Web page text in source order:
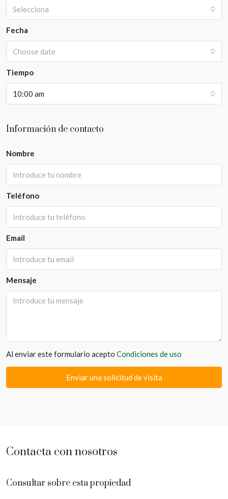
Selecciona
Fecha
Choose date
Tiempo
10:00 am
Información de contacto
Nombre
Teléfono
Email
Mensaje
Al enviar este formulario acepto Condiciones de uso
Enviar una solicitud de visita
Contacta con nosotros
Consultar sobre esta propiedad